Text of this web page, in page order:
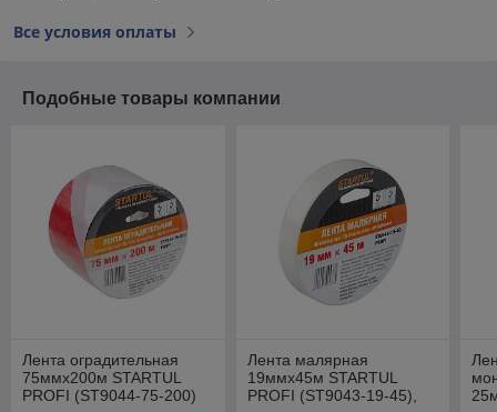
Все условия оплаты
Подобные товары компании
Лента оградительная
75ммх200м STARTUL
PROFI (ST9044-75-200)
Лента малярная
19ммх45м STARTUL
PROFI (ST9043-19-45),